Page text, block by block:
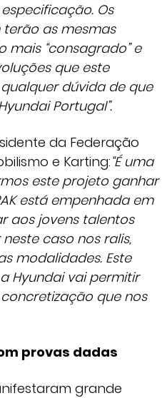
Os
terão as mesmas
“consagrado” e
que este
dúvida de que
Portugal”.
da Federação
e Karting:“É uma
este projeto ganhar
está empenhada em
aos jovens talentos
caso nos ralis,
modalidades. Este
Hyundai vai permitir
que nos
provas dadas
grande